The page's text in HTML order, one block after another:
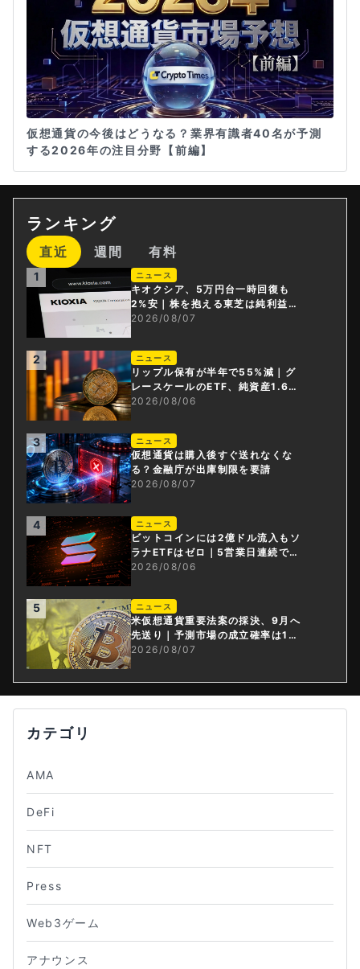
仮想通貨の今後はどうなる？業界有識者40名が予測
する2026年の注目分野【前編】
ランキング
直近 週間 有料
1 ニュース
キオクシア、5万円台一時回復も
2%安｜株を抱える東芝は純利益3
0倍
2026/08/07
2 ニュース
リップル保有が半年で55%減｜グ
レースケールのETF、純資産1.6億
ドル減
2026/08/06
3 ニュース
仮想通貨は購入後すぐ送れなくな
る？金融庁が出庫制限を要請
2026/08/07
4 ニュース
ビットコインには2億ドル流入もソ
ラナETFはゼロ｜5営業日連続で停
止
2026/08/06
5 ニュース
米仮想通貨重要法案の採決、9月へ
先送り｜予測市場の成立確率は1
4%に
2026/08/07
カテゴリ
AMA
DeFi
NFT
Press
Web3ゲーム
アナウンス